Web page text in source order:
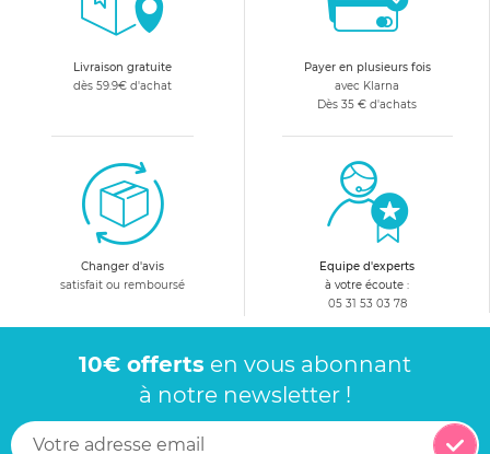
Livraison gratuite
dès 59.9€ d'achat
Payer en plusieurs fois
avec Klarna
Dès 35 € d'achats
Changer d'avis
satisfait ou remboursé
Equipe d'experts
à votre écoute :
05 31 53 03 78
10€ offerts en vous abonnant
à notre newsletter !